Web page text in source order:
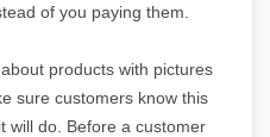
of you paying them.
products with pictures
sure customers know this
will do. Before a customer